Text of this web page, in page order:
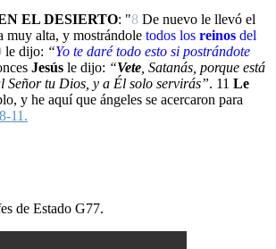
EL DESIERTO: "8 De nuevo le llevó el
muy alta, y mostrándole todos los reinos del
le dijo: “Yo te daré todo esto si postrándote
Jesús le dijo: “Vete , Satanás, porque está
Señor tu Dios, y a Él solo servirás”. 11 Le
y he aquí que ángeles se acercaron para
11.
de Estado G77.